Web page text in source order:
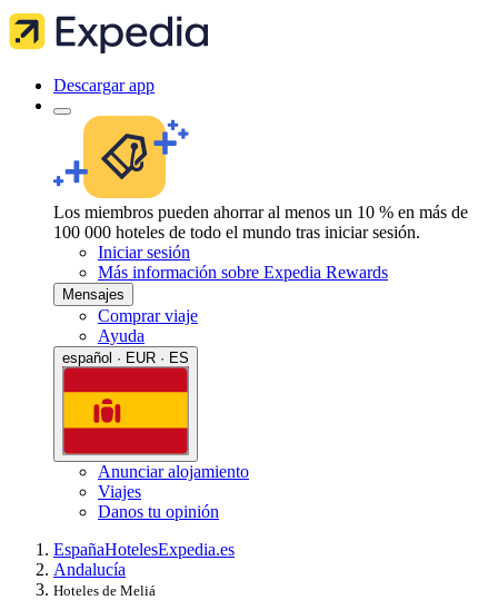
Descargar app
Los miembros pueden ahorrar al menos un 10 % en más de
100 000 hoteles de todo el mundo tras iniciar sesión.
Iniciar sesión
Más información sobre Expedia Rewards
Mensajes
Comprar viaje
Ayuda
español · EUR · ES
Anunciar alojamiento
Viajes
Danos tu opinión
EspañaHotelesExpedia.es
Andalucía
Hoteles de Meliá